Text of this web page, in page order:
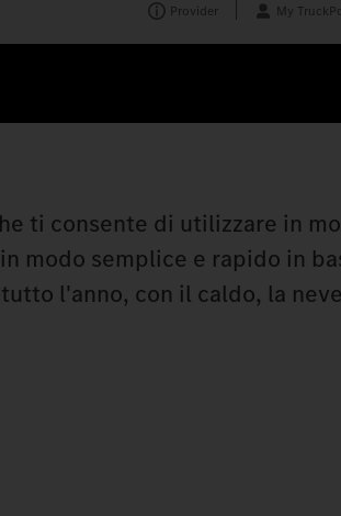
Provider My
ti consente di utilizzare in
modo semplice e rapido in
l'anno, con il caldo, la